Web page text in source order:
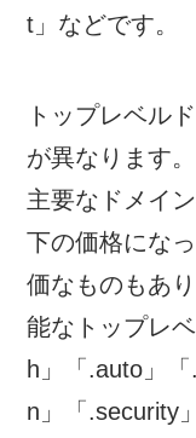
t」などです。
トップレベル
が異なります。
主要なドメイ
下の価格にな
価なものもあ
能なトップレ
h」「.auto」
n」「.security